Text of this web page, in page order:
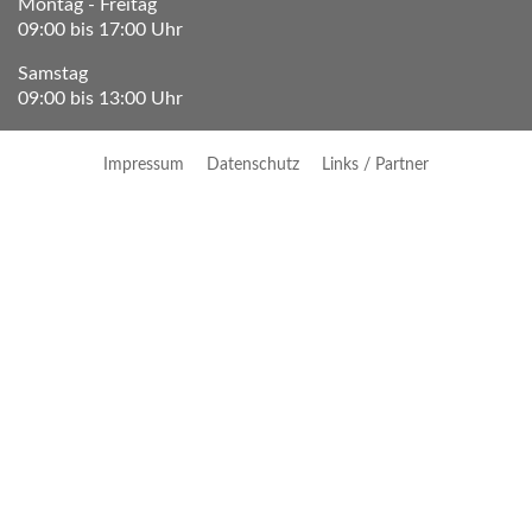
Montag - Freitag
09:00 bis 17:00 Uhr
Samstag
09:00 bis 13:00 Uhr
Impressum Datenschutz Links / Partner